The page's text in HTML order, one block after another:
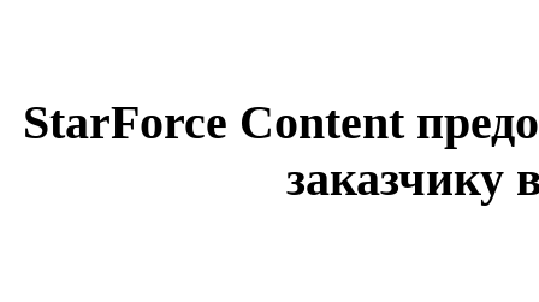
StarForce Content
заказчику